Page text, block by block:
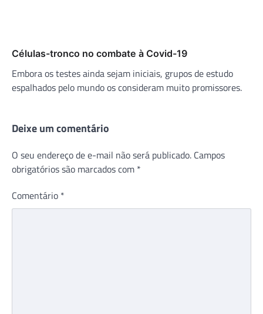
Células-tronco no combate à Covid-19
Embora os testes ainda sejam iniciais, grupos de estudo
espalhados pelo mundo os consideram muito promissores.
Deixe um comentário
O seu endereço de e-mail não será publicado. Campos
obrigatórios são marcados com *
Comentário *